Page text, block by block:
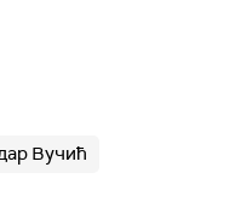
Вучић